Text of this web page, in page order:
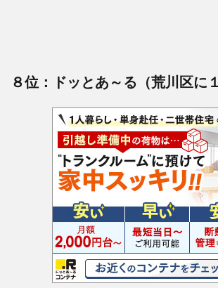
８位：ドッとあ～る（荒川区に